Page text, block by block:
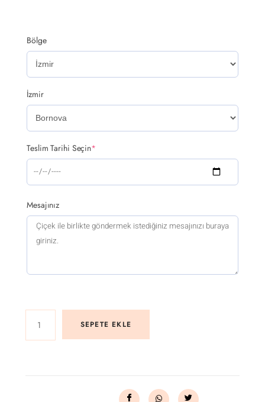
Bölge
İzmir
Teslim Tarihi Seçin*
Mesajınız
SEPETE EKLE